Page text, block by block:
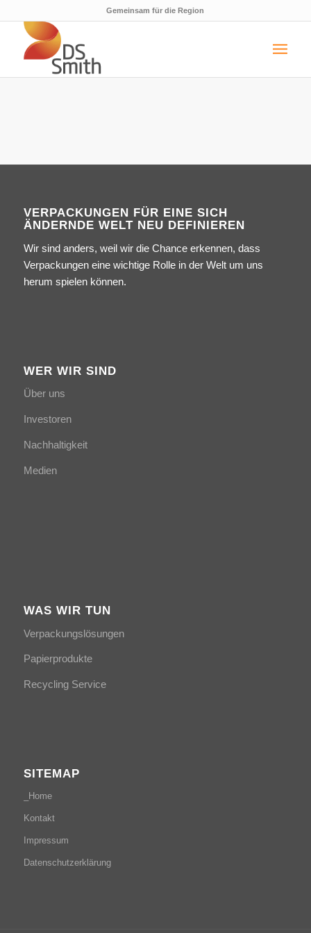
Gemeinsam für die Region
VERPACKUNGEN FÜR EINE SICH
ÄNDERNDE WELT NEU DEFINIEREN
Wir sind anders, weil wir die Chance erkennen, dass
Verpackungen eine wichtige Rolle in der Welt um uns
herum spielen können.
WER WIR SIND
Über uns
Investoren
Nachhaltigkeit
Medien
WAS WIR TUN
Verpackungslösungen
Papierprodukte
Recycling Service
SITEMAP
_Home
Kontakt
Impressum
Datenschutzerklärung